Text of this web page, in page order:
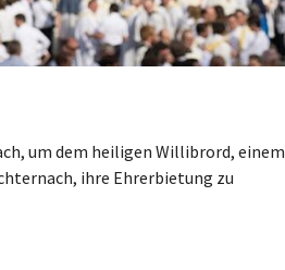
um dem heiligen Willibrord, einem
ihre Ehrerbietung zu